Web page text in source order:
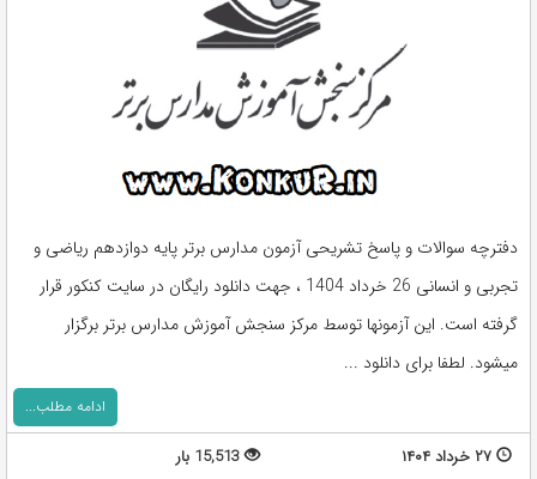
دفترچه سوالات و پاسخ تشریحی آزمون مدارس برتر پایه دوازدهم ریاضی و
تجربی و انسانی 26 خرداد 1404 ، جهت دانلود رایگان در سایت کنکور قرار
گرفته است. این آزمونها توسط مرکز سنجش آموزش مدارس برتر برگزار
میشود. لطفا برای دانلود ...
ادامه مطلب...
۲۷ خرداد ۱۴۰۴
15,513 بار